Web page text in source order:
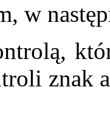
w
znak